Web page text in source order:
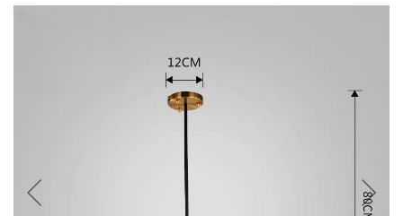
Потолочные светильники
Бра и настенные светильники
Уличное освещение
Комплектующие